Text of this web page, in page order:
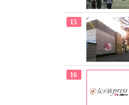
15
16